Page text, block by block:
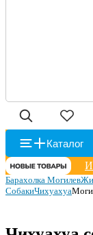
Каталог
Барахолка Могилев
СобакиЧихуахуа